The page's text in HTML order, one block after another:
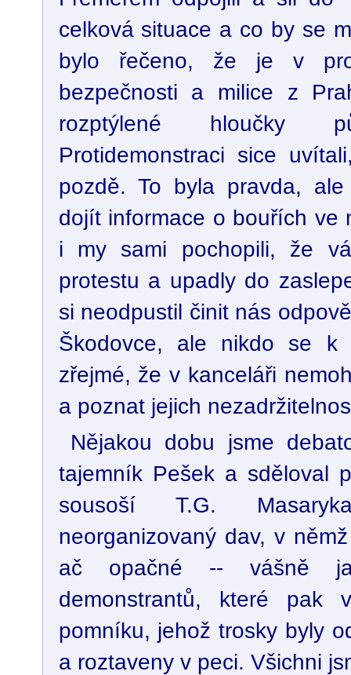
celková situace a co by se
bylo řečeno, že je v
bezpečnosti a milice z
rozptýlené hloučky
Protidemonstraci sice
pozdě. To byla pravda,
dojít informace o bouřích ve
i my sami pochopili, že
protestu a upadly do
si neodpustil činit nás
Škodovce, ale nikdo se k
zřejmé, že v kanceláři
a poznat jejich
Nějakou dobu jsme
tajemník Pešek a sděloval
sousoší T.G.
neorganizovaný dav, v
ač opačné -- vášně
demonstrantů, které pak
pomníku, jehož trosky byly
a roztaveny v peci. Všichni